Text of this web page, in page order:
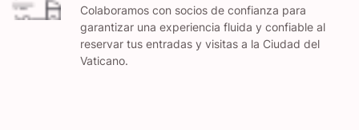
Colaboramos con socios de confianza para
garantizar una experiencia fluida y confiable al
reservar tus entradas y visitas a la Ciudad del
Vaticano.